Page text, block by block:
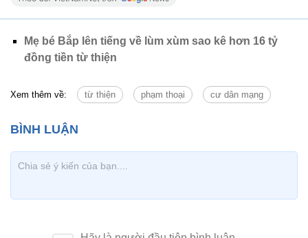
Mẹ bé Bắp lên tiếng về lùm xùm sao kê hơn 16 tỷ
đồng tiền từ thiện
Xem thêm về: từ thiện phạm thoại cư dân mạng